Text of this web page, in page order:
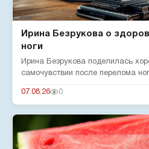
Ирина Безрукова о
ноги
Ирина Безрукова поделилась
самочувствии после перелома
07.08.26 0